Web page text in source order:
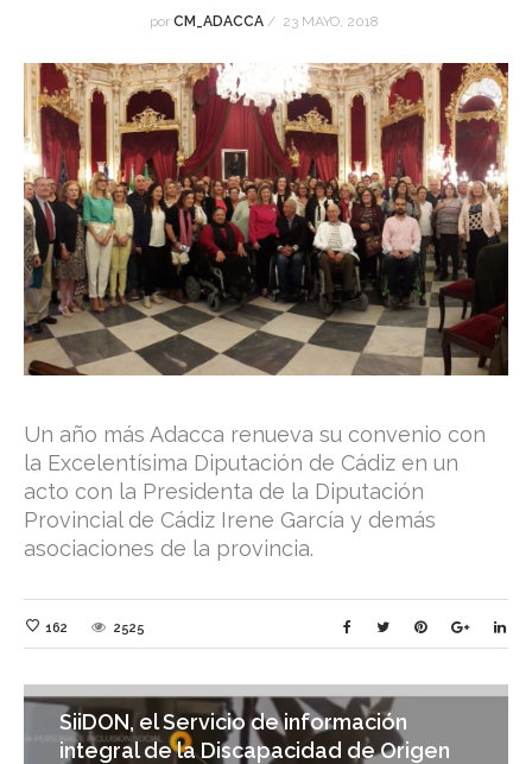
por CM_ADACCA / 23 MAYO, 2018
Un año más Adacca renueva su convenio con
la Excelentísima Diputación de Cádiz en un
acto con la Presidenta de la Diputación
Provincial de Cádiz Irene García y demás
asociaciones de la provincia.
162 2525
SiiDON, el Servicio de información
integral de la Discapacidad de Origen